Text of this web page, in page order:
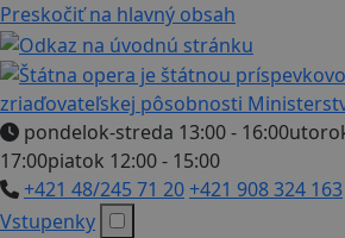
Preskočiť na hlavný obsah
pondelok-streda 13:00 - 16:00
17:00piatok 12:00 - 15:00
+421 48/245 71 20+421 908 324 163
Vstupenky